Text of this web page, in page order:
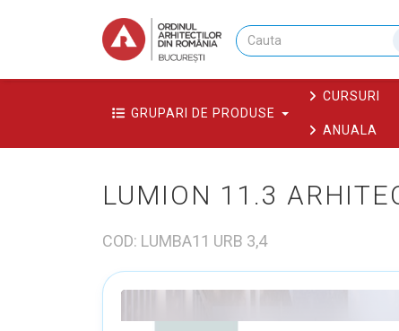
GRUPARI DE PRODUSE
CURSURI
ANUALA
LUMION 11.3
COD: LUMBA11 URB 3,4